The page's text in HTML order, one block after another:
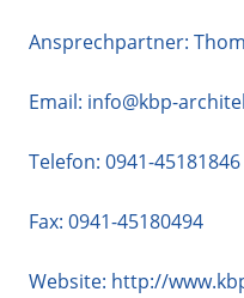
Ansprechpartner:
Email: info@kbp-
Telefon: 0941-45181846
Fax: 0941-45180494
Website: http://